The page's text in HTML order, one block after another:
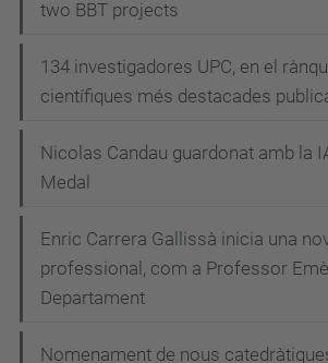
two BBT projects
134 investigadores UPC, en el
científiques més destacades
Nicolas Candau guardonat amb la
Medal
Enric Carrera Gallissà inicia una
professional, com a Professor
Departament
Nomenament de nous